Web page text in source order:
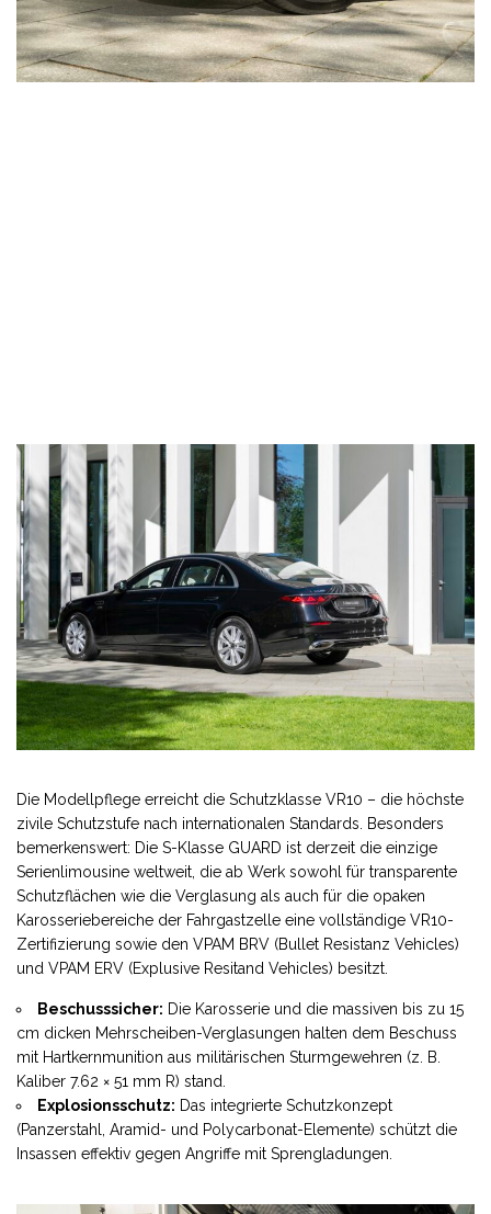
Die Modellpflege erreicht die Schutzklasse VR10 – die höchste
zivile Schutzstufe nach internationalen Standards. Besonders
bemerkenswert: Die S-Klasse GUARD ist derzeit die einzige
Serienlimousine weltweit, die ab Werk sowohl für transparente
Schutzflächen wie die Verglasung als auch für die opaken
Karosseriebereiche der Fahrgastzelle eine vollständige VR10-
Zertifizierung sowie den VPAM BRV (Bullet Resistanz Vehicles)
und VPAM ERV (Explusive Resitand Vehicles) besitzt.
Beschusssicher: Die Karosserie und die massiven bis zu 15
cm dicken Mehrscheiben-Verglasungen halten dem Beschuss
mit Hartkernmunition aus militärischen Sturmgewehren (z. B.
Kaliber 7.62 × 51 mm R) stand.
Explosionsschutz: Das integrierte Schutzkonzept
(Panzerstahl, Aramid- und Polycarbonat-Elemente) schützt die
Insassen effektiv gegen Angriffe mit Sprengladungen.